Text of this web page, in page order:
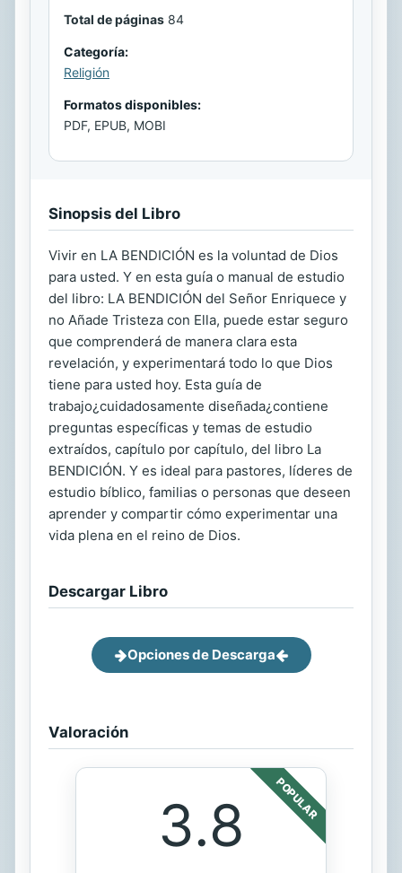
Total de páginas 84
Categoría:
Religión
Formatos disponibles:
PDF, EPUB, MOBI
Sinopsis del Libro
Vivir en LA BENDICIÓN es la voluntad de Dios
para usted. Y en esta guía o manual de estudio
del libro: LA BENDICIÓN del Señor Enriquece y
no Añade Tristeza con Ella, puede estar seguro
que comprenderá de manera clara esta
revelación, y experimentará todo lo que Dios
tiene para usted hoy. Esta guía de
trabajo¿cuidadosamente diseñada¿contiene
preguntas específicas y temas de estudio
extraídos, capítulo por capítulo, del libro La
BENDICIÓN. Y es ideal para pastores, líderes de
estudio bíblico, familias o personas que deseen
aprender y compartir cómo experimentar una
vida plena en el reino de Dios.
Descargar Libro
Opciones de Descarga
Valoración
POPULAR
3.8